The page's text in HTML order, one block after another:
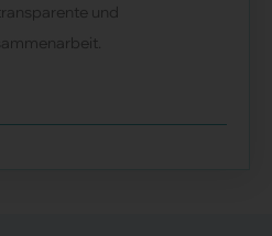
und